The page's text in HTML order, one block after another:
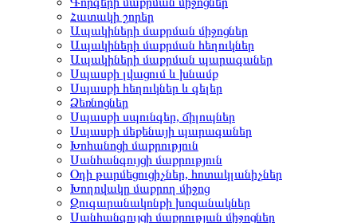
Հատակի շորեր
Ապակիների մաքրման միջոցներ
Ապակիների մաքրման հեղուկներ
Ապակիների մաքրման պարագաներ
Սպասքի լվացում և խնամք
Սպասքի հեղուկներ և գելեր
Ձեռնոցներ
Սպասքի սպունգեր, ճիլոպներ
Սպասքի մեքենայի պարագաներ
Խոհանոցի մաքրություն
Սանհանգույցի մաքրություն
Օդի թարմեցուցիչներ, հոտակլանիչներ
Խողովակը մաքրող միջոց
Զուգարանակոնքի խոզանակներ
Սանհանգույցի մաքրության միջոցներ